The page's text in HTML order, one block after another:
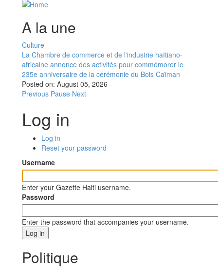
A la une
Culture
La Chambre de commerce et de l'industrie haïtiano-
africaine annonce des activités pour commémorer le
235e anniversaire de la cérémonie du Bois Caïman
Posted on:August 05, 2026
Previous Pause Next
Log in
Primary
tabs
Log in
(active
tab)
Reset your password
Username
Enter your Gazette Haiti username.
Password
Enter the password that accompanies your username.
Politique